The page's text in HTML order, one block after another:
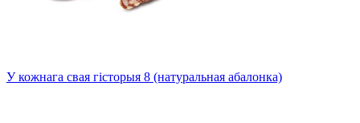
У кожнага свая гісторыя 8 (натуральная абалонка)